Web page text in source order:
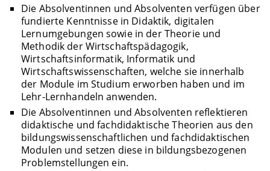
Die Absolventinnen und Absolventen verfügen über
fundierte Kenntnisse in Didaktik, digitalen
Lernumgebungen sowie in der Theorie und
Methodik der Wirtschaftspädagogik,
Wirtschaftsinformatik, Informatik und
Wirtschaftswissenschaften, welche sie innerhalb
der Module im Studium erworben haben und im
Lehr-Lernhandeln anwenden.
Die Absolventinnen und Absolventen reflektieren
didaktische und fachdidaktische Theorien aus den
bildungswissenschaftlichen und fachdidaktischen
Modulen und setzen diese in bildungsbezogenen
Problemstellungen ein.